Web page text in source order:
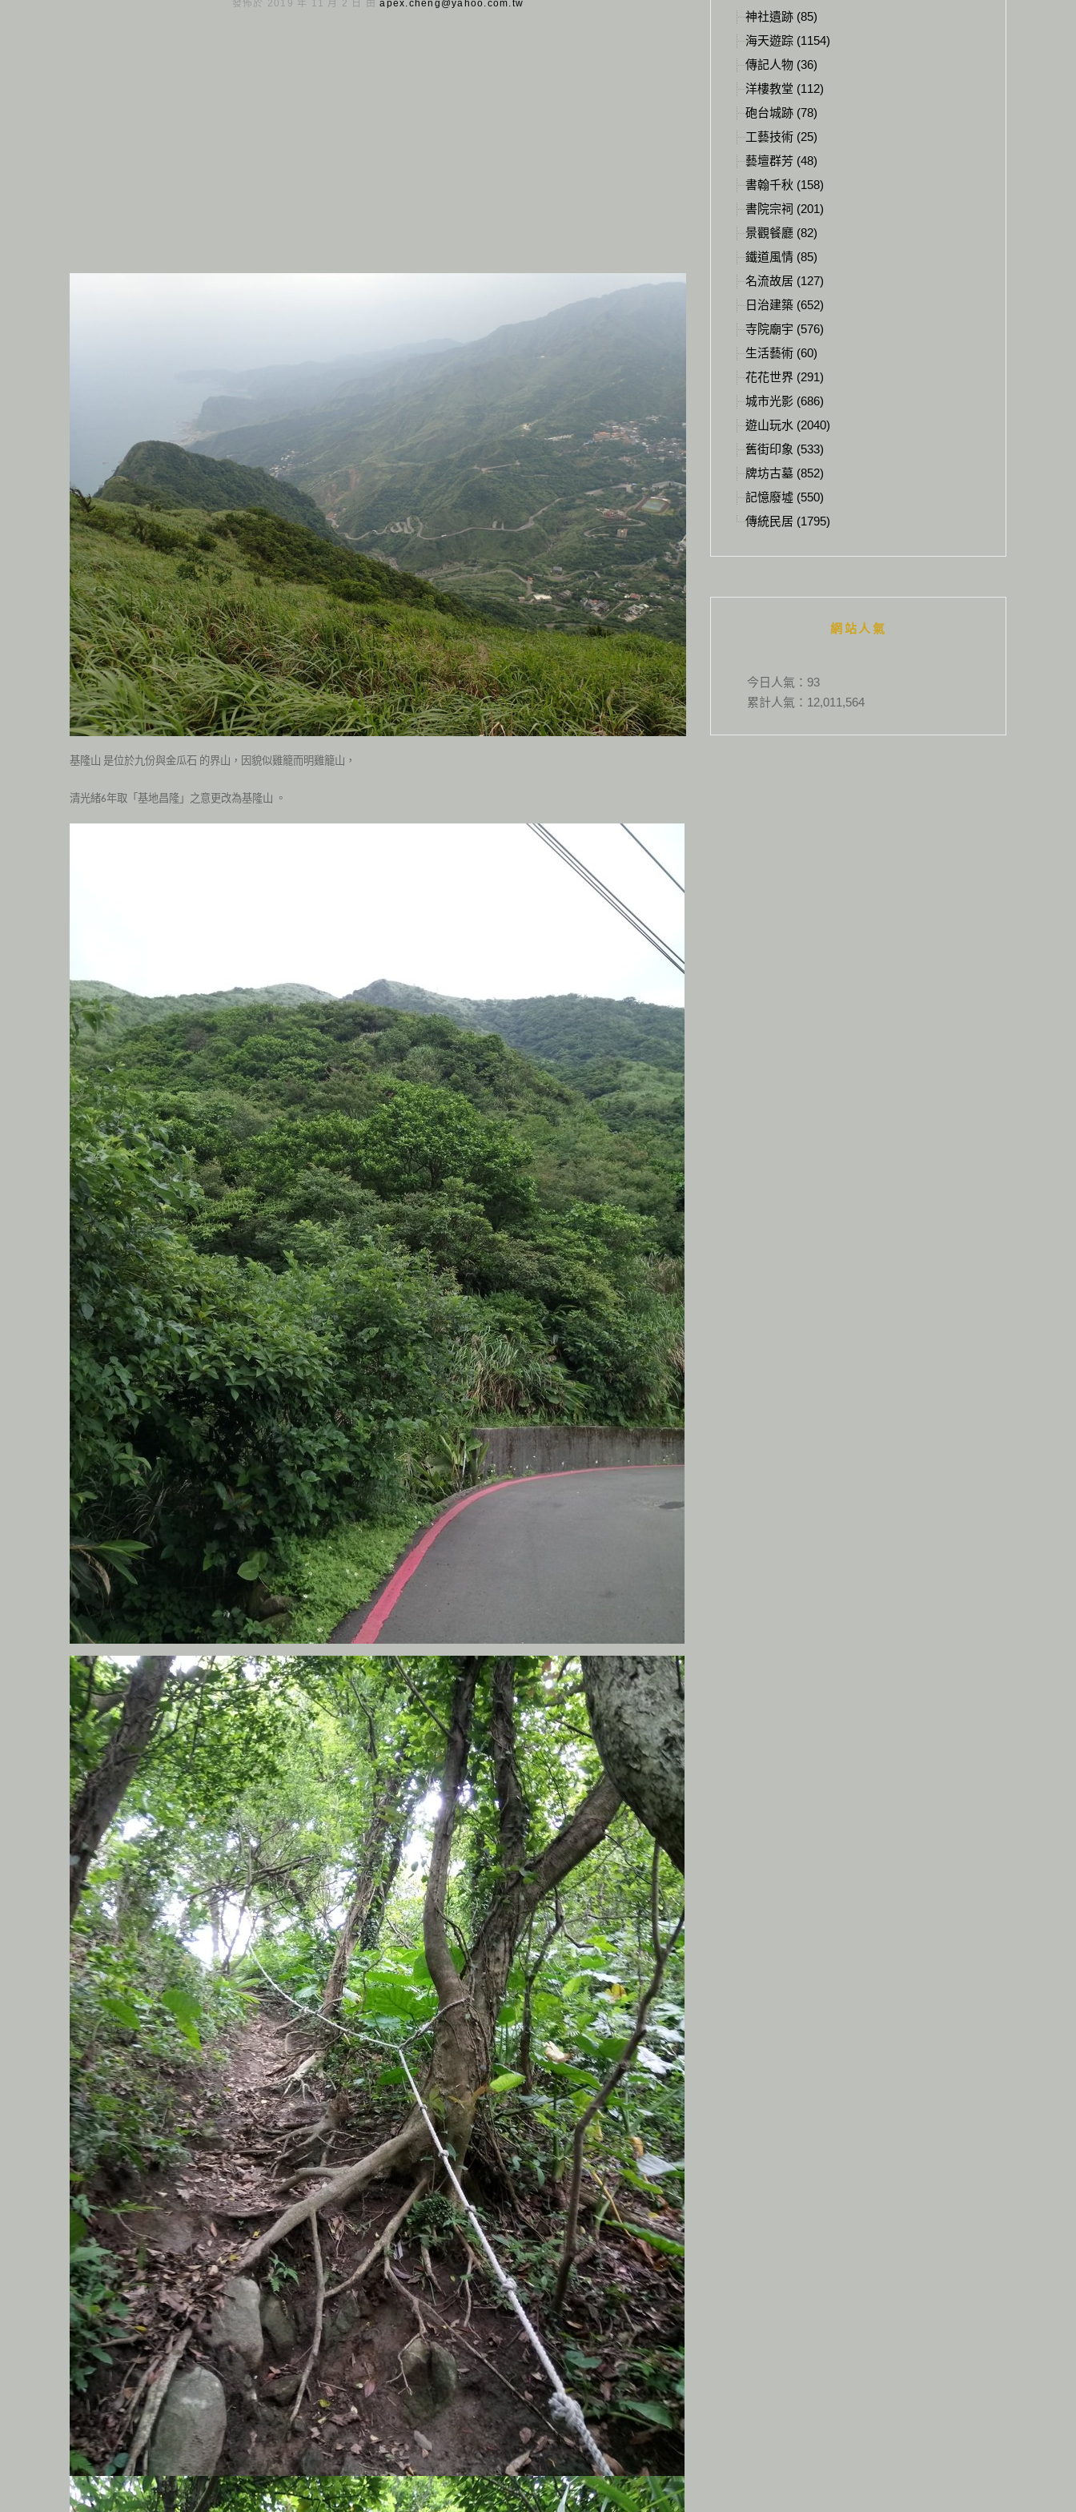
發佈於 2019 年 11 月 2 日 由apex.cheng@yahoo.com.tw
基隆山 是位於九份與金瓜石 的界山，因貌似雞籠而明雞籠山，
清光緒6年取「基地昌隆」之意更改為基隆山 。
神社遺跡 (85)
海天遊踪 (1154)
傳記人物 (36)
洋樓教堂 (112)
砲台城跡 (78)
工藝技術 (25)
藝壇群芳 (48)
書翰千秋 (158)
書院宗祠 (201)
景觀餐廳 (82)
鐵道風情 (85)
名流故居 (127)
日治建築 (652)
寺院廟宇 (576)
生活藝術 (60)
花花世界 (291)
城市光影 (686)
遊山玩水 (2040)
舊街印象 (533)
牌坊古墓 (852)
記憶廢墟 (550)
傳統民居 (1795)
網站人氣
今日人氣： 93
累計人氣： 12,011,564